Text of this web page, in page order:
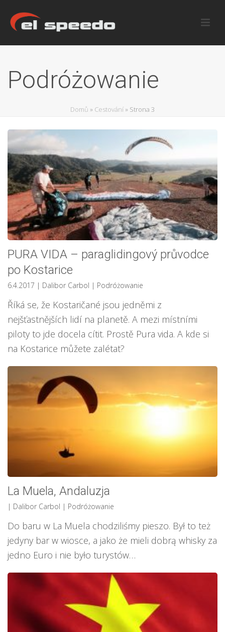
Podróżowanie
Domů » Cestování » Strona 3
PURA VIDA – paraglidingový průvodce
po Kostarice
6.4.2017 | Dalibor Carbol | Podróżowanie
Říká se, že Kostaričané jsou jedněmi z
nejšťastnějších lidí na planetě. A mezi místními
piloty to jde docela cítit. Prostě Pura vida. A kde si
na Kostarice můžete zalétat?
La Muela, Andaluzja
| Dalibor Carbol | Podróżowanie
Do baru w La Muela chodziliśmy pieszo. Był to też
jedyny bar w wiosce, a jako że mieli dobrą whisky za
jedno Euro i nie było turystów…